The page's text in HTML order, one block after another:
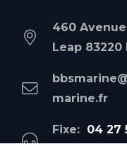
460
Leap 83220
marine.fr
Fixe: 04 27